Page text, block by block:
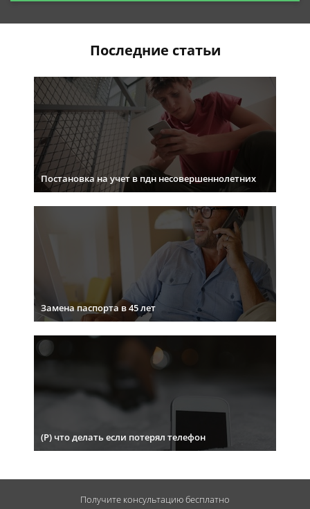
Последние статьи
Постановка на учет в пдн несовершеннолетних
Замена паспорта в 45 лет
(Р) что делать если потерял телефон
Получите консультациюбесплатно